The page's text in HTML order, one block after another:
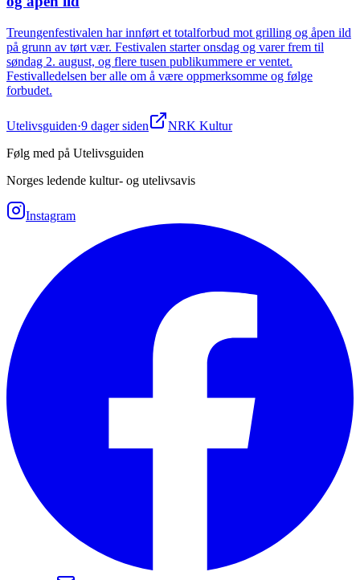
Treungenfestivalen har innført et totalforbud mot grilling og åpen ild
på grunn av tørt vær. Festivalen starter onsdag og varer frem til
søndag 2. august, og flere tusen publikummere er ventet.
Festivalledelsen ber alle om å være oppmerksomme og følge
forbudet.
Utelivsguiden·9 dager siden
NRK Kultur
Følg med på Utelivsguiden
Norges ledende kultur- og utelivsavis
Instagram